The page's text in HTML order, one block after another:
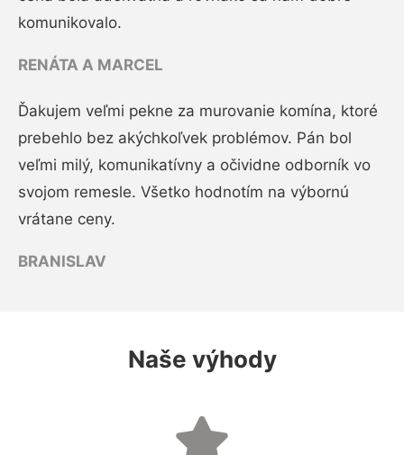
komunikovalo.
RENÁTA A MARCEL
Ďakujem veľmi pekne za murovanie komína, ktoré
prebehlo bez akýchkoľvek problémov. Pán bol
veľmi milý, komunikatívny a očividne odborník vo
svojom remesle. Všetko hodnotím na výbornú
vrátane ceny.
BRANISLAV
Naše výhody